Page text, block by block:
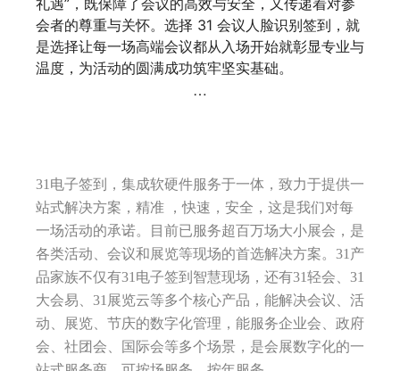
礼遇”，既保障了会议的高效与安全，又传递着对参
会者的尊重与关怀。选择 31 会议人脸识别签到，就
是选择让每一场高端会议都从入场开始就彰显专业与
温度，为活动的圆满成功筑牢坚实基础。
…
31电子签到，集成软硬件服务于一体，致力于提供一
站式解决方案，精准 ，快速，安全，这是我们对每
一场活动的承诺。目前已服务超百万场大小展会，是
各类活动、会议和展览等现场的首选解决方案。31产
品家族不仅有31电子签到智慧现场，还有31轻会、31
大会易、31展览云等多个核心产品，能解决会议、活
动、展览、节庆的数字化管理，能服务企业会、政府
会、社团会、国际会等多个场景，是会展数字化的一